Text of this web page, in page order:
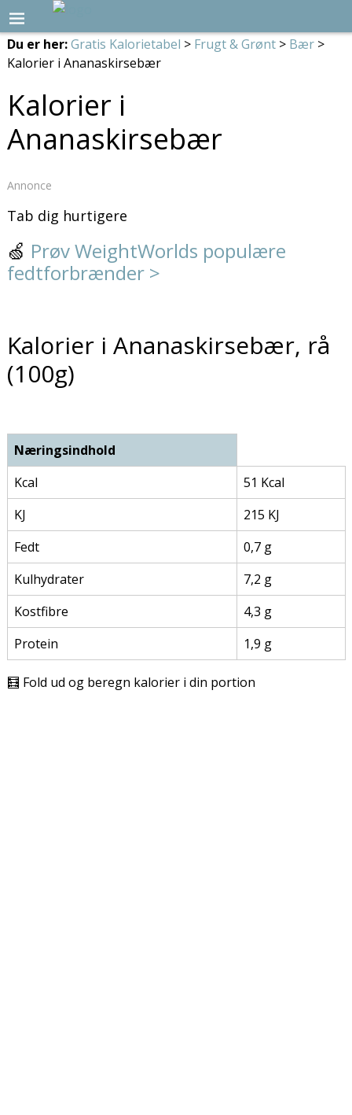
Du er her:Gratis Kalorietabel > Frugt & Grønt> Bær>
Kalorier i Ananaskirsebær
Kalorier i
Ananaskirsebær
Annonce
Tab dig hurtigere
🍏 Prøv WeightWorlds populære
fedtforbrænder >
Kalorier i Ananaskirsebær, rå
(100g)
Næringsindhold
Kcal
51 Kcal
KJ
215 KJ
Fedt
0,7 g
Kulhydrater
7,2 g
Kostfibre
4,3 g
Protein
1,9 g
🧮 Fold ud og beregn kalorier i din portion